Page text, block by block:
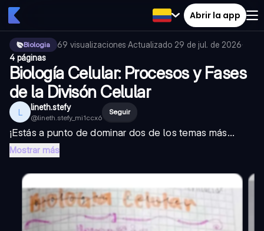
Abrir la app
Biologia 69 visualizaciones·Actualizado 29 de jul. de 2026·
4 páginas
Biología Celular: Procesos y Fases
de la Divisón Celular
L lineth.stefy
@lineth.stefy_mi1ccx6
Seguir
¡Estás a punto de dominar dos de los temas más...
Mostrar más